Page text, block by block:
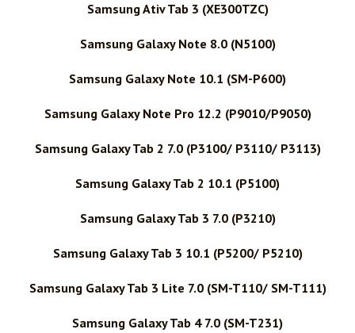
Samsung Ativ Tab 3 (XE300TZC)
Samsung Galaxy Note 8.0 (N5100)
Samsung Galaxy Note 10.1 (SM-P600)
Samsung Galaxy Note Pro 12.2 (P9010/P9050)
Samsung Galaxy Tab 2 7.0 (P3100/ P3110/ P3113)
Samsung Galaxy Tab 2 10.1 (P5100)
Samsung Galaxy Tab 3 7.0 (P3210)
Samsung Galaxy Tab 3 10.1 (P5200/ P5210)
Samsung Galaxy Tab 3 Lite 7.0 (SM-T110/ SM-T111)
Samsung Galaxy Tab 4 7.0 (SM-T231)